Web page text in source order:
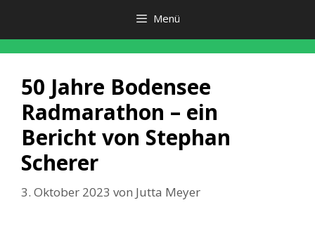
Menü
50 Jahre Bodensee
Radmarathon – ein
Bericht von Stephan
Scherer
3. Oktober 2023 von Jutta Meyer